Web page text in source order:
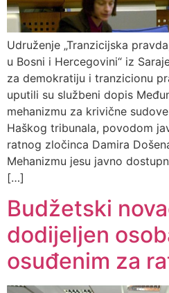
Udruženje „Tranzicijska
u Bosni i Hercegovini“ iz
za demokratiju i tranzicionu
uputili su službeni dopis
mehanizmu za krivične
Haškog tribunala, povodom
ratnog zločinca Damira
Mehanizmu jesu javno
[…]
Budžetski
dodijeljen
osuđenim za